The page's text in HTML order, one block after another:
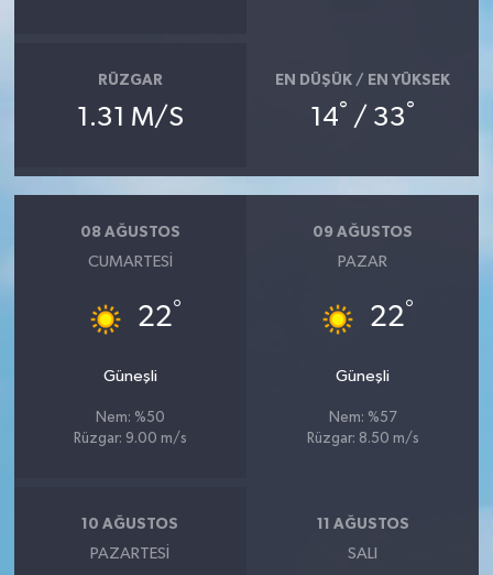
RÜZGAR
1.31 M/S
EN DÜŞÜK / EN YÜKSEK
14° / 33°
08 AĞUSTOS
CUMARTESI
22°
Güneşli
Nem: %50
Rüzgar: 9.00 m/s
09 AĞUSTOS
PAZAR
22°
Güneşli
Nem: %57
Rüzgar: 8.50 m/s
10 AĞUSTOS
PAZARTESI
11 AĞUSTOS
SALI